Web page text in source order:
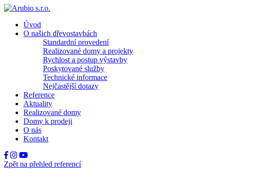
Úvod
O našich dřevostavbách
Standardní provedení
Realizované domy a projekty
Rychlost a postup výstavby
Poskytované služby
Technické informace
Nejčastější dotazy
Reference
Aktuality
Realizované domy
Domy k prodeji
O nás
Kontakt
Zpět na přehled referencí